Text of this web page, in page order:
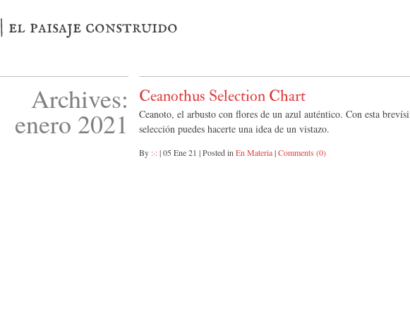
| el paisaje construido
Archives:
enero 2021
Ceanothus Selection Chart
Ceanoto, el arbusto con flores de un azul auténtico. Con esta
selección puedes hacerte una idea de un vistazo.
By :·:|05 Ene 21 |Posted inEn Materia|Comments (0)